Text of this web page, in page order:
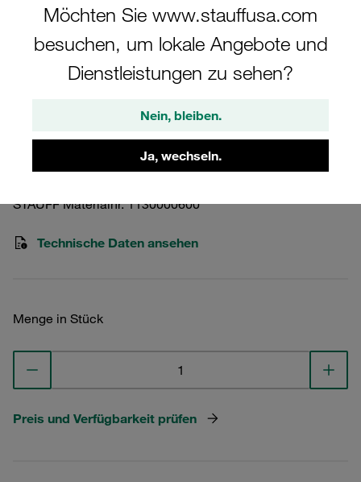
Möchten Sie www.stauffusa.com
besuchen, um lokale Angebote und
Dienstleistungen zu sehen?
Nein, bleiben.
Ja, wechseln.
tatsächlichen Produkt abweichen.
Gr. 3S-5S Edelstahl V4A DIN 3015
GMV-3-5S-M-W5/2
STAUFF Materialnr. 1130000600
Technische Daten ansehen
Menge in Stück
Preis und Verfügbarkeit prüfen